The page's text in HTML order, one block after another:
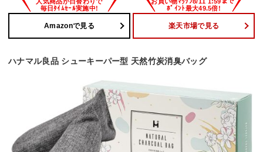
Amazonで見る 楽天市場で見る
ハナマル良品 シューキーパー型 天然竹炭消臭バッグ